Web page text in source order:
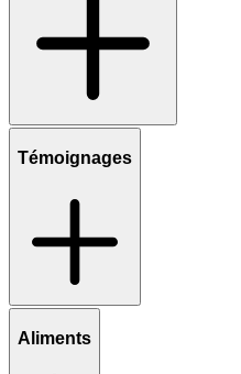
Témoignages
Aliments